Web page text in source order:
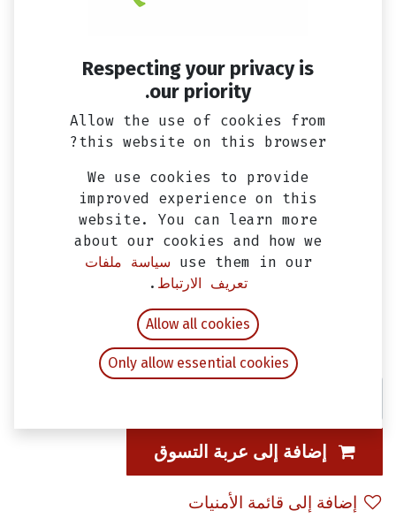
مفتاح كهرباء معدني 1 مفتاح - تعديل
EGP شامل ضريبة القيمة المضافة
إضافة إلى عربة التسوق
إضافة إلى قائمة الأمنيات
Respecting your privacy is
our priority.
Allow the use of cookies from
this website on this browser?
We use cookies to provide
improved experience on this
website. You can learn more
about our cookies and how we
use them in our سياسة ملفات
تعريف الارتباط .
Allow all cookies
Only allow essential cookies